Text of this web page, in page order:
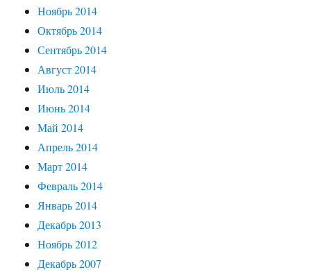
Ноябрь 2014
Октябрь 2014
Сентябрь 2014
Август 2014
Июль 2014
Июнь 2014
Май 2014
Апрель 2014
Март 2014
Февраль 2014
Январь 2014
Декабрь 2013
Ноябрь 2012
Декабрь 2007